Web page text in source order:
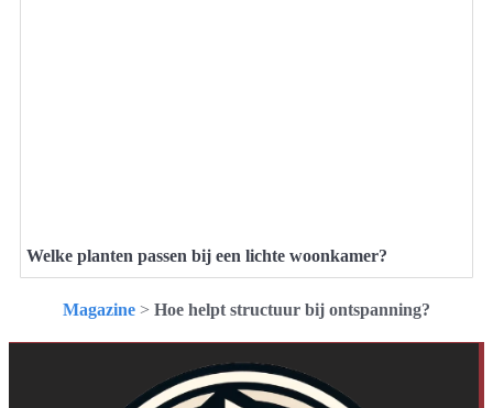
Welke planten passen bij een lichte woonkamer?
Magazine > Hoe helpt structuur bij ontspanning?